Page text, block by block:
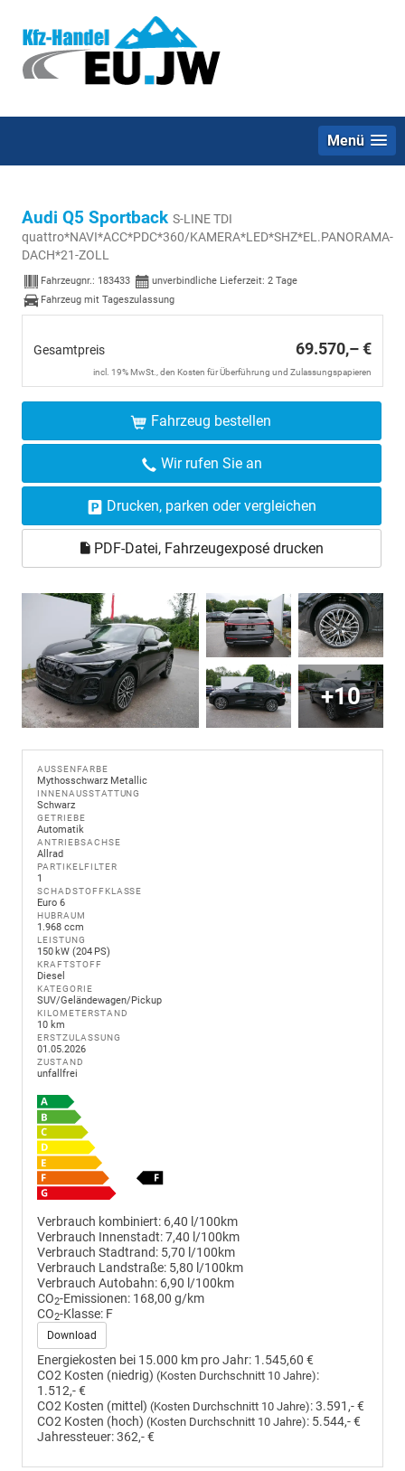
Menü
Audi Q5 Sportback S-LINE TDI
quattro*NAVI*ACC*PDC*360/KAMERA*LED*SHZ*EL.PANORAMA-
DACH*21-ZOLL
Fahrzeugnr.: 183433 unverbindliche Lieferzeit: 2 Tage
Fahrzeug mit Tageszulassung
Gesamtpreis 69.570,– €
incl. 19% MwSt., den Kosten für Überführung und Zulassungspapieren
Fahrzeug bestellen
Wir rufen Sie an
Drucken, parken oder vergleichen
PDF-Datei, Fahrzeugexposé drucken
+10
AUSSENFARBE
Mythosschwarz Metallic
INNENAUSSTATTUNG
Schwarz
GETRIEBE
Automatik
ANTRIEBSACHSE
Allrad
PARTIKELFILTER
1
SCHADSTOFFKLASSE
Euro 6
HUBRAUM
1.968 ccm
LEISTUNG
150 kW (204 PS)
KRAFTSTOFF
Diesel
KATEGORIE
SUV/Geländewagen/Pickup
KILOMETERSTAND
10 km
ERSTZULASSUNG
01.05.2026
ZUSTAND
unfallfrei
Verbrauch kombiniert: 6,40 l/100km
Verbrauch Innenstadt:7,40 l/100km
Verbrauch Stadtrand: 5,70 l/100km
Verbrauch Landstraße: 5,80 l/100km
Verbrauch Autobahn: 6,90 l/100km
CO2-Emissionen: 168,00 g/km
CO2-Klasse: F
Download
Energiekosten bei 15.000 km pro Jahr: 1.545,60 €
CO2 Kosten (niedrig) (Kosten Durchschnitt 10 Jahre):
1.512,- €
CO2 Kosten (mittel) (Kosten Durchschnitt 10 Jahre):3.591,- €
CO2 Kosten (hoch) (Kosten Durchschnitt 10 Jahre): 5.544,- €
Jahressteuer:362,- €